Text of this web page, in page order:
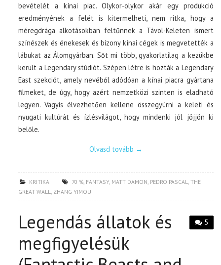
bevételét a kínai piac. Olykor-olykor akár egy produkció
eredményének a felét is kitermelheti, nem ritka, hogy a
méregdrága alkotásokban feltűnnek a Távol-Keleten ismert
színészek és énekesek és bizony kínai cégek is megvetették a
lábukat az Álomgyárban. Sőt mi több, gyakorlatilag a kezükbe
került a Legendary stúdiót. Szépen létre is hozták a Legendary
East szekciót, amely nevéből adódóan a kínai piacra gyártana
filmeket, de úgy, hogy azért nemzetközi szinten is eladható
legyen. Vagyis élvezhetően kellene összegyúrni a keleti és
nyugati kultúrát és ízlésvilágot, hogy mindenki jól jöjjön ki
belőle.
Olvasd tovább →
KRITIKA 70 % FANTASY, MATT DAMON PEDRO PASCAL ,THE
GREAT WALL
ZHANG YIMOU
5
Legendás állatok és
megfigyelésük